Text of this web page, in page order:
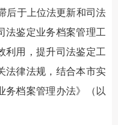
后于上位法更新和司法
法鉴定业务档案管理工
利用，提升司法鉴定工
法律法规，结合本市实
务档案管理办法》（以